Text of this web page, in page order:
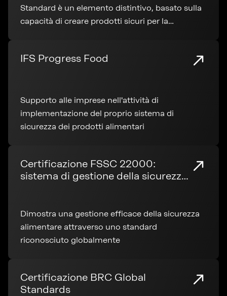
Standard è un elemento distintivo, basato sulla
capacità di creare prodotti sicuri per la
IFS Progress Food
Supporto alle imprese nell'attività di
implementazione del proprio sistema di
sicurezza dei prodotti alimentari
Certificazione FSSC 22000:
sistema di gestione della sicurezza
Dimostra una gestione efficace della sicurezza
alimentare attraverso uno standard
riconosciuto globalmente
Certificazione BRC Global
Standards